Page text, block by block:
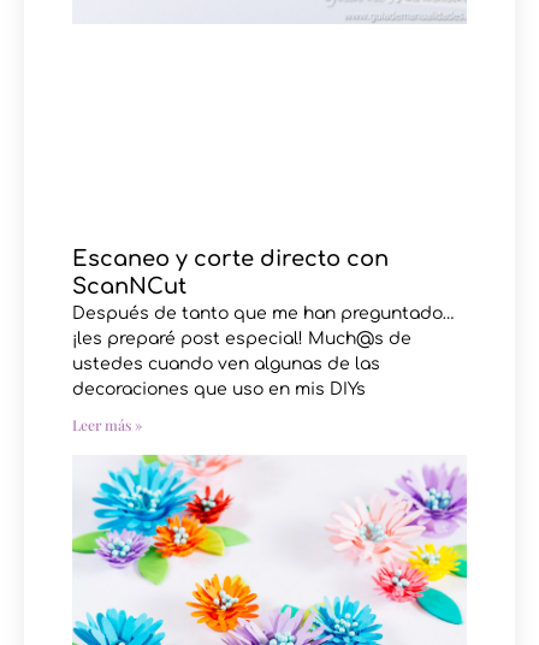
Escaneo y corte directo con
ScanNCut
Después de tanto que me han preguntado…
¡les preparé post especial! Much@s de
ustedes cuando ven algunas de las
decoraciones que uso en mis DIYs
Leer más »